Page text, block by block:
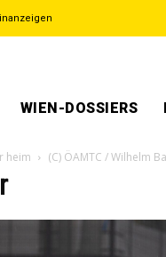
WIEN-DOSSIERS
heim (C) ÖAMTC / Wilhelm